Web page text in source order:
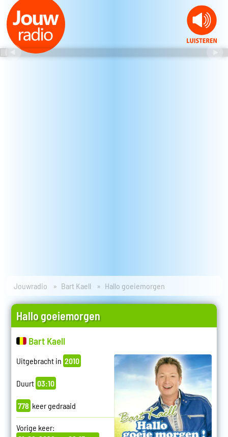
Jouwradio Bart Kaell Hallo goeiemorgen
Hallo goeiemorgen
Bart Kaell
Uitgebracht in 2010
Duurt 03:10
778 keer gedraaid
Vorige keer: